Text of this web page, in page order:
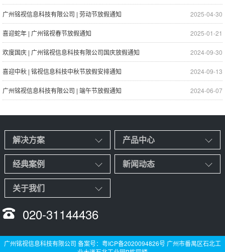
2025-04-30
广州铭视信息科技有限公司 | 劳动节放假通知
2025-01-21
喜迎蛇年 | 广州铭视春节放假通知
2024-09-30
欢度国庆 | 广州铭视信息科技有限公司国庆放假通知
2024-09-13
喜迎中秋 | 铭视信息科技中秋节放假安排通知
2024-06-07
广州铭视信息科技有限公司 | 端午节放假通知
解决方案 产品中心
经典案例 新闻动态
关于我们
020-31144436
广州铭视信息科技有限公司 备案号： 粤ICP备2020094826号 广州市番禺区石北工